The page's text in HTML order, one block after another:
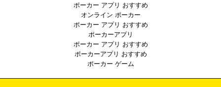
ポーカー アプリ おすすめ
オンライン ポーカー
ポーカー アプリ おすすめ
ポーカーアプリ
ポーカー アプリ おすすめ
ポーカーアプリ おすすめ
ポーカー ゲーム